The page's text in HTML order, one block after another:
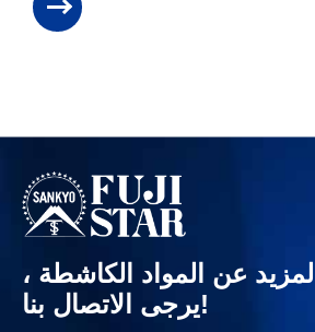
عن المواد الكاشطة ،
يرجى الاتصال بنا!